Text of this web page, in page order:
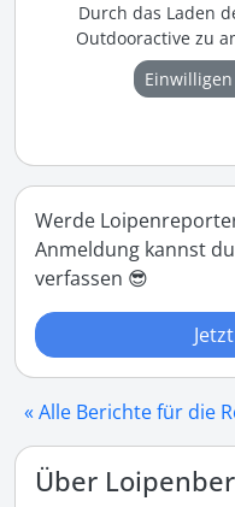
Durch das Laden
Outdooractive zu
Werde
Anmeldung kannst
verfassen 😎
« Alle Berichte für die
Über